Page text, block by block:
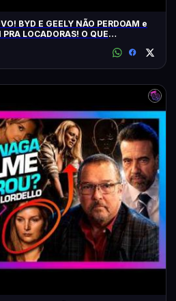
BYD E GEELY NÃO PERDOAM e
LOCADORAS! O QUE